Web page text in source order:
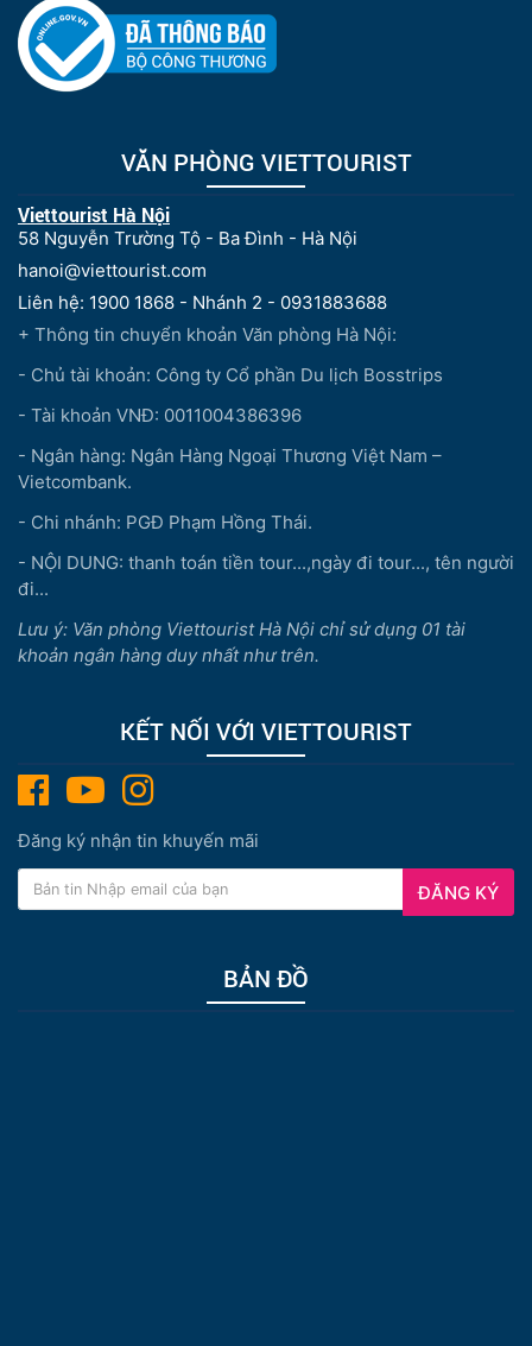
VĂN PHÒNG VIETTOURIST
Viettourist Hà Nội
58 Nguyễn Trường Tộ - Ba Đình - Hà Nội
hanoi@viettourist.com
Liên hệ: 1900 1868 - Nhánh 2 - 0931883688
+ Thông tin chuyển khoản Văn phòng Hà Nội:
- Chủ tài khoản: Công ty Cổ phần Du lịch Bosstrips
- Tài khoản VNĐ: 0011004386396
- Ngân hàng: Ngân Hàng Ngoại Thương Việt Nam –
Vietcombank.
- Chi nhánh: PGĐ Phạm Hồng Thái.
- NỘI DUNG: thanh toán tiền tour...,ngày đi tour..., tên người
đi...
Lưu ý: Văn phòng Viettourist Hà Nội chỉ sử dụng 01 tài
khoản ngân hàng duy nhất như trên.
KẾT NỐI VỚI VIETTOURIST
Đăng ký nhận tin khuyến mãi
ĐĂNG KÝ
BẢN ĐỒ